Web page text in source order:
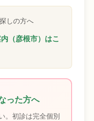
しの方へ
（彦根市）はこ
った方へ
。初診は完全個別